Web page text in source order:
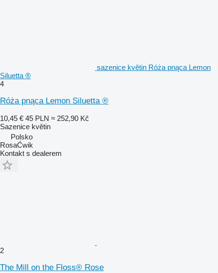
sazenice květin Róża pnąca Lemon
Siluetta ®
4
Róża pnąca Lemon Siluetta ®
10,45 € 45 PLN ≈ 252,90 Kč
Sazenice květin
Polsko
RosaĆwik
Kontakt s dealerem
2
The Mill on the Floss® Rose